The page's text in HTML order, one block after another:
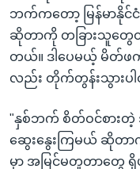
ဘက်ကတော့ မြန်မာနိုင်
ဆိုတာကို တခြားသူတွေထက်
တယ်။ ဒါပေမယ့် မိတ်
လည်း တိုက်တွန်းသွားပ
"နှစ်ဘက် စိတ်ဝင်စားတဲ့
ဆွေးနွေးကြမယ် ဆိုတာ
မှာ အမြင်မတူတာတွေ